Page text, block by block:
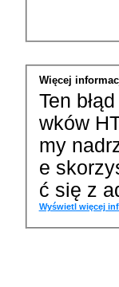
Więcej
Ten
wków
my
e
ć się z
Wyświetl więcej